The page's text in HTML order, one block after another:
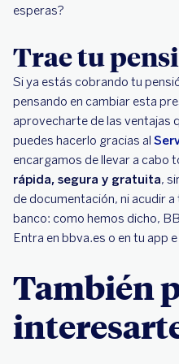
esperas?
Trae tu
Si ya estás cobrando tu
pensando en cambiar esta
aprovecharte de las ventajas
puedes hacerlo gracias al
encargamos de llevar a cabo
rápida, segura y gratuita,
de documentación, ni acudir
banco: como hemos dicho,
Entra en bbva.es o en tu app
También